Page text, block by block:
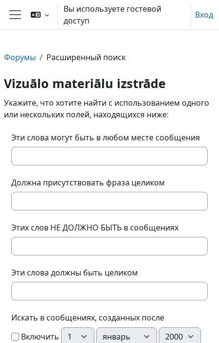
Перейти к основному содержанию
Боковая панель
Вы используете гостевой
доступ
Вход
Форумы Расширенный поиск
Vizuālo materiālu izstrāde
Укажите, что хотите найти с использованием одного
или нескольких полей, находящихся ниже:
Эти слова могут быть в любом месте сообщения
Должна присутствовать фраза целиком
Этих слов НЕ ДОЛЖНО БЫТЬ в сообщениях
Эти слова должны быть целиком
Искать в сообщениях, созданных после
Включить День Месяц
Год